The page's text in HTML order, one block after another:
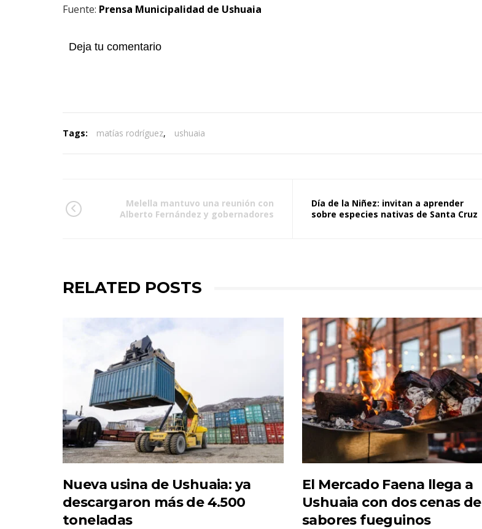
Fuente: Prensa Municipalidad de Ushuaia
Deja tu comentario
Tags: matías rodríguez, ushuaia
Melella mantuvo una reunión con
Alberto Fernández y gobernadores
Día de la Niñez: invitan a aprender
sobre especies nativas de Santa Cruz
RELATED POSTS
Nueva usina de Ushuaia: ya
descargaron más de 4.500
toneladas
El Mercado Faena llega a
Ushuaia con dos cenas de
sabores fueguinos